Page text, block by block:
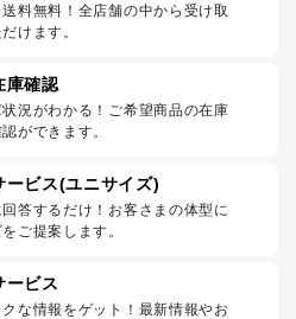
料無料！全店舗の中から受け取
けます。
庫確認
況がわかる！ご希望商品の在庫
ができます。
ービス(ユニサイズ)
答するだけ！お客さまの体型に
ご提案します。
ービス
な情報をゲット！最新情報やお